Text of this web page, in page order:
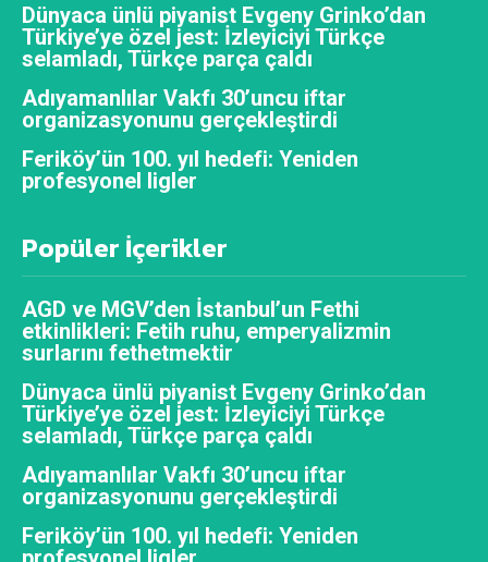
Dünyaca ünlü piyanist Evgeny Grinko’dan
Türkiye’ye özel jest: İzleyiciyi Türkçe
selamladı, Türkçe parça çaldı
Adıyamanlılar Vakfı 30’uncu iftar
organizasyonunu gerçekleştirdi
Feriköy’ün 100. yıl hedefi: Yeniden
profesyonel ligler
Popüler İçerikler
AGD ve MGV’den İstanbul’un Fethi
etkinlikleri: Fetih ruhu, emperyalizmin
surlarını fethetmektir
Dünyaca ünlü piyanist Evgeny Grinko’dan
Türkiye’ye özel jest: İzleyiciyi Türkçe
selamladı, Türkçe parça çaldı
Adıyamanlılar Vakfı 30’uncu iftar
organizasyonunu gerçekleştirdi
Feriköy’ün 100. yıl hedefi: Yeniden